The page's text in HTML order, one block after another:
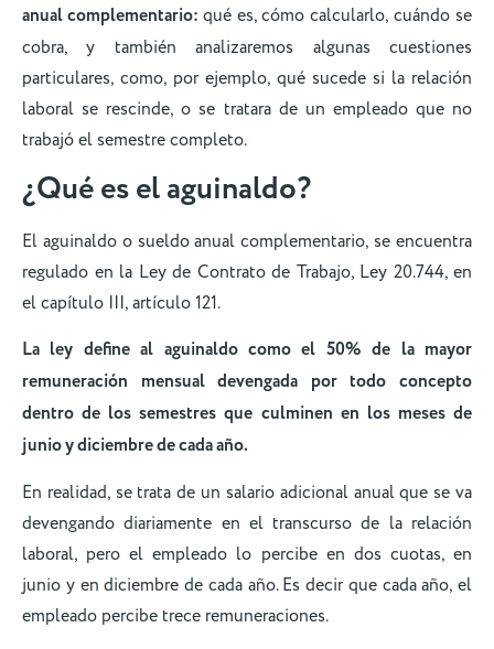
anual complementario: qué es, cómo calcularlo, cuándo se
cobra, y también analizaremos algunas cuestiones
particulares, como, por ejemplo, qué sucede si la relación
laboral se rescinde, o se tratara de un empleado que no
trabajó el semestre completo.
¿Qué es elaguinaldo?
El aguinaldo o sueldo anual complementario, se encuentra
regulado en la Ley de Contrato de Trabajo, Ley 20.744, en
el capítulo III, artículo 121.
La ley define al aguinaldo como el 50% de la mayor
remuneración mensual devengada por todo concepto
dentro de los semestres que culminen en los meses de
junio y diciembre de cada año.
En realidad, se trata de un salario adicional anual que se va
devengando diariamente en el transcurso de la relación
laboral, pero el empleado lo percibe en dos cuotas, en
junio y en diciembre de cada año. Es decir que cada año, el
empleado percibe trece remuneraciones.